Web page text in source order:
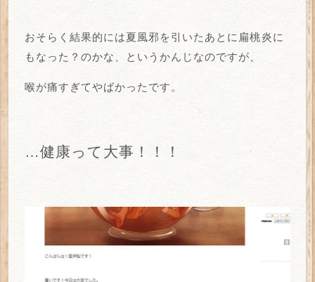
おそらく結果的には夏風邪を引いたあとに扁桃炎に
もなった？のかな、というかんじなのですが、
喉が痛すぎてやばかったです。
…健康って大事！！！